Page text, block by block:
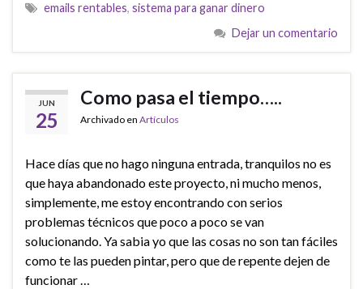
emails rentables, sistema para ganar dinero
Dejar un comentario
JUN
25
Como pasa el tiempo…..
Archivado en Artículos
Hace días que no hago ninguna entrada, tranquilos no es
que haya abandonado este proyecto, ni mucho menos,
simplemente, me estoy encontrando con serios
problemas técnicos que poco a poco se van
solucionando. Ya sabia yo que las cosas no son tan fáciles
como te las pueden pintar, pero que de repente dejen de
funcionar …